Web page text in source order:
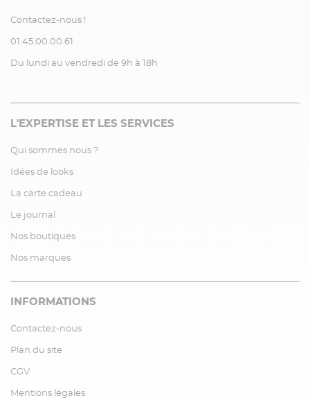
Contactez-nous !
01.45.00.00.61
Du lundi au vendredi de 9h à 18h
L'EXPERTISE ET LES SERVICES
Qui sommes nous ?
Idées de looks
La carte cadeau
Le journal
Nos boutiques
Nos marques
INFORMATIONS
Contactez-nous
Plan du site
CGV
Mentions légales